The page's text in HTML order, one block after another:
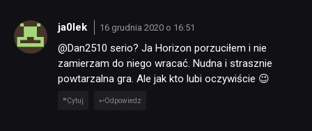
SKLEP
ja0lek 16 grudnia 2020 o 16:51
@Dan2510 serio? Ja Horizon porzuciłem i nie
zamierzam do niego wracać. Nudna i strasznie
powtarzalna gra. Ale jak kto lubi oczywiście 😉
Cytuj Odpowiedz